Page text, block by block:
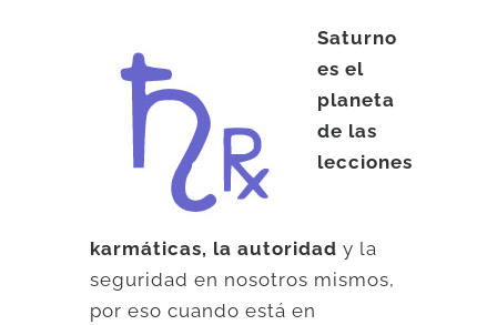
Saturno
es el
planeta
de las
lecciones
karmáticas, la autoridad y la
seguridad en nosotros mismos,
por eso cuando está en